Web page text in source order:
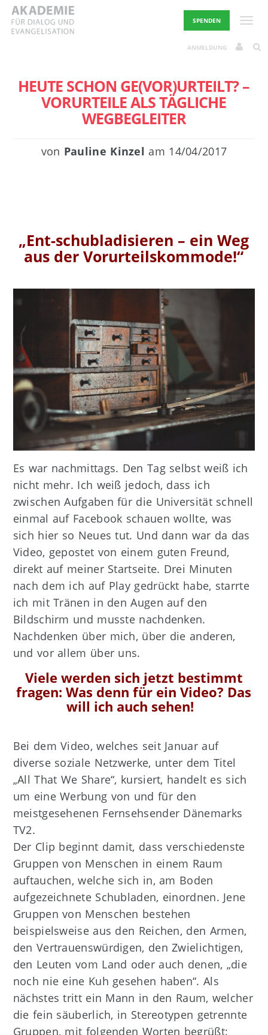
Skip
content
SPENDEN
ANMELDUNG
HEUTE SCHON GE(VOR)URTEILT? –
VORURTEILE ALS TÄGLICHE
WEGBEGLEITER
von Pauline Kinzel am 14/04/2017
„Ent-schubladisieren – ein Weg
aus der Vorurteilskommode!“
Es war nachmittags. Den Tag selbst weiß ich
nicht mehr. Ich weiß jedoch, dass ich
zwischen Aufgaben für die Universität schnell
einmal auf Facebook schauen wollte, was
sich hier so Neues tut. Und dann war da das
Video, gepostet von einem guten Freund,
direkt auf meiner Startseite. Drei Minuten
nach dem ich auf Play gedrückt habe, starrte
ich mit Tränen in den Augen auf den
Bildschirm und musste nachdenken.
Nachdenken über mich, über die anderen,
und vor allem über uns.
Viele werden sich jetzt bestimmt
fragen: Was denn für ein Video? Das
will ich auch sehen!
Bei dem Video, welches seit Januar auf
diverse soziale Netzwerke, unter dem Titel
„All That We Share“, kursiert, handelt es sich
um eine Werbung von und für den
meistgesehenen Fernsehsender Dänemarks
TV2.
Der Clip beginnt damit, dass verschiedenste
Gruppen von Menschen in einem Raum
auftauchen, welche sich in, am Boden
aufgezeichnete Schubladen, einordnen. Jene
Gruppen von Menschen bestehen
beispielsweise aus den Reichen, den Armen,
den Vertrauenswürdigen, den Zwielichtigen,
den Leuten vom Land oder auch denen, „die
noch nie eine Kuh gesehen haben“. Als
nächstes tritt ein Mann in den Raum, welcher
die fein säuberlich, in Stereotypen getrennte
Gruppen, mit folgenden Worten begrüßt: